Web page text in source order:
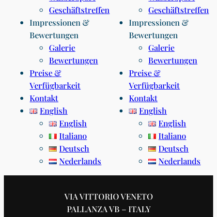
Geschäftstreffen
Impressionen &
Bewertungen
Galerie
Bewertungen
Preise &
Verfügbarkeit
Kontakt
English
English
Italiano
Deutsch
Nederlands
Geschäftstreffen
Impressionen &
Bewertungen
Galerie
Bewertungen
Preise &
Verfügbarkeit
Kontakt
English
English
Italiano
Deutsch
Nederlands
VIA VITTORIO VENETO
PALLANZA VB – ITALY